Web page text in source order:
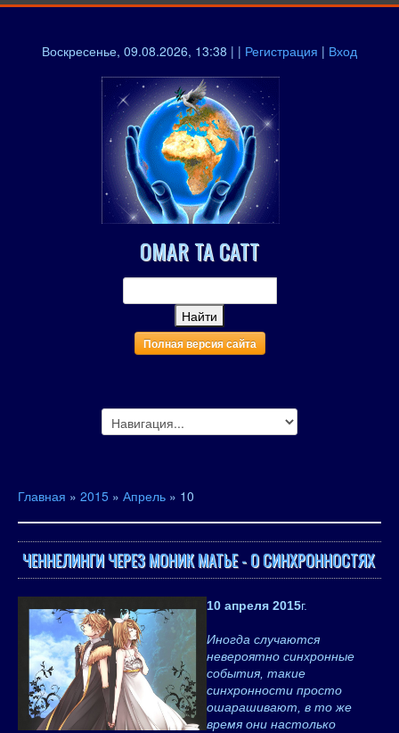
Воскресенье, 09.08.2026, 13:38 | | Регистрация | Вход
OMAR TA CATT
Полная версия сайта
Главная » 2015 » Апрель » 10
ЧЕННЕЛИНГИ ЧЕРЕЗ МОНИК МАТЬЕ - О СИНХРОННОСТЯХ
10 апреля 2015г.
Иногда случаются
невероятно синхронные
события, такие
синхронности просто
ошарашивают, в то же
время они настолько